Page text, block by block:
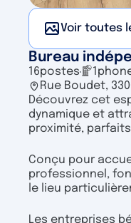
Voir toutes
Bureau
16postes 1
Rue Boudet,
Découvrez cet
dynamique et
proximité,
Conçu pour
professionnel,
le lieu
Les entreprises